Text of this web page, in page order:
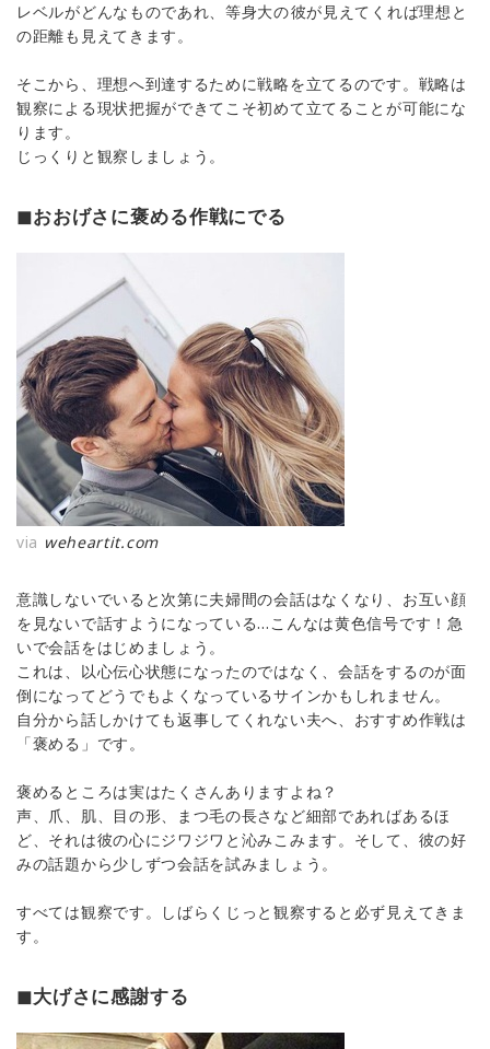
レベルがどんなものであれ、等身大の彼が見えてくれば理想と
の距離も見えてきます。
そこから、理想へ到達するために戦略を立てるのです。戦略は
観察による現状把握ができてこそ初めて立てることが可能にな
ります。
じっくりと観察しましょう。
◼︎おおげさに褒める作戦にでる
via weheartit.com
意識しないでいると次第に夫婦間の会話はなくなり、お互い顔
を見ないで話すようになっている…こんなは黄色信号です！急
いで会話をはじめましょう。
これは、以心伝心状態になったのではなく、会話をするのが面
倒になってどうでもよくなっているサインかもしれません。
自分から話しかけても返事してくれない夫へ、おすすめ作戦は
「褒める」です。
褒めるところは実はたくさんありますよね？
声、爪、肌、目の形、まつ毛の長さなど細部であればあるほ
ど、それは彼の心にジワジワと沁みこみます。そして、彼の好
みの話題から少しずつ会話を試みましょう。
すべては観察です。しばらくじっと観察すると必ず見えてきま
す。
◼︎大げさに感謝する